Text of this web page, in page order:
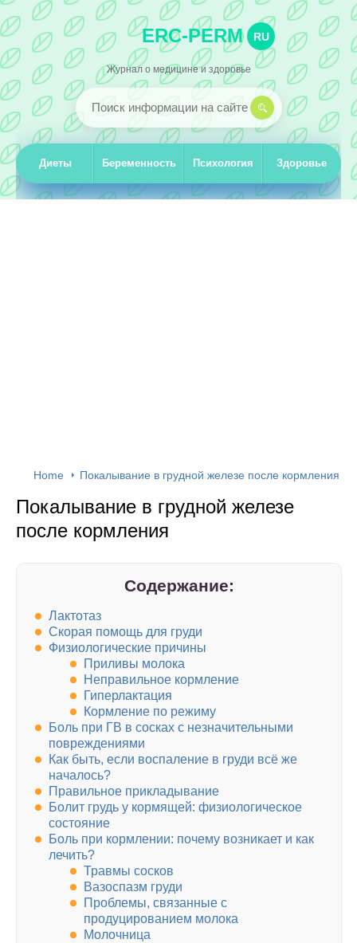
ERC-PERM RU
Журнал о медицине и здоровье
Диеты Беременность Психология Здоровье
Home Покалывание в грудной железе после кормления
Покалывание в грудной железе
после кормления
Содержание:
Лактотаз
Скорая помощь для груди
Физиологические причины
Приливы молока
Неправильное кормление
Гиперлактация
Кормление по режиму
Боль при ГВ в сосках с незначительными
повреждениями
Как быть, если воспаление в груди всё же
началось?
Правильное прикладывание
Болит грудь у кормящей: физиологическое
состояние
Боль при кормлении: почему возникает и как
лечить?
Травмы сосков
Вазоспазм груди
Проблемы, связанные с
продуцированием молока
Молочница